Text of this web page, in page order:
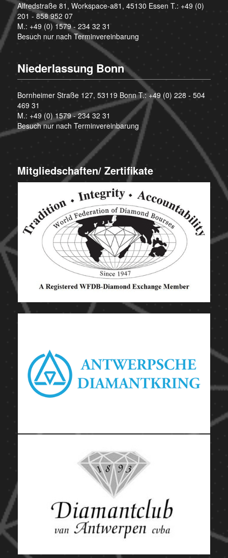
Alfredstraße 81, Workspace-a81, 45130 Essen T.: +49 (0)
201 - 858 952 07
M.: +49 (0) 1579 - 234 32 31
Besuch nur nach Terminvereinbarung
Niederlassung Bonn
Bornheimer Straße 127, 53119 Bonn T.:+49 (0) 228 - 504
469 31
M.: +49 (0) 1579 - 234 32 31
Besuch nur nach Terminvereinbarung
Mitgliedschaften/ Zertifikate